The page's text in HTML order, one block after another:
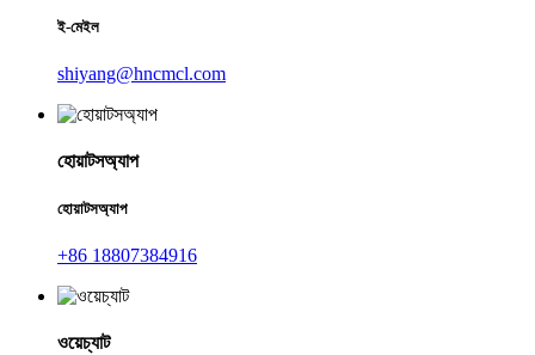
ই-মেইল
shiyang@hncmcl.com
হোয়াটসঅ্যাপ
হোয়াটসঅ্যাপ
+86 18807384916
ওয়েচ্যাট